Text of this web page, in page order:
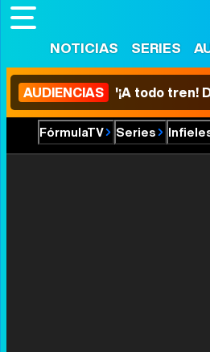
NOTICIAS SERIES
AUDIENCIAS '¡A todo tren!
FórmulaTV Series